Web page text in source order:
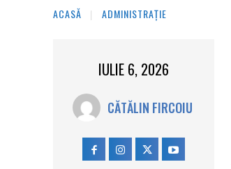
ACASĂ ADMINISTRAȚIE
IULIE 6, 2026
CĂTĂLIN FIRCOIU